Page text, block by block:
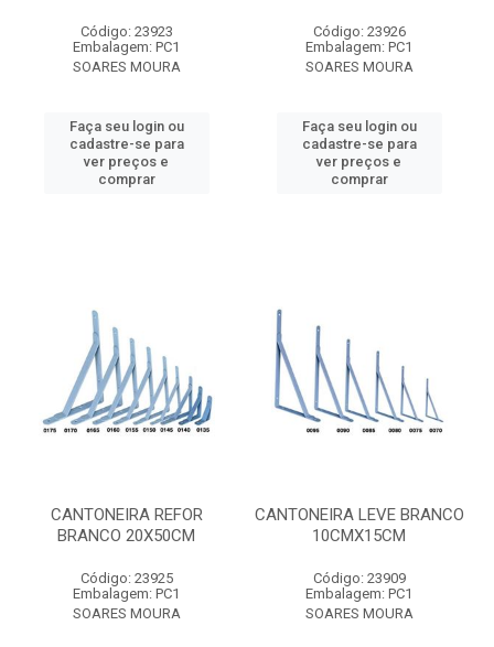
Código: 23923
Embalagem: PC1
SOARES MOURA
Faça seu login ou
cadastre-se para
ver preços e
comprar
Código: 23926
Embalagem: PC1
SOARES MOURA
Faça seu login ou
cadastre-se para
ver preços e
comprar
CANTONEIRA REFOR
BRANCO 20X50CM
Código: 23925
Embalagem: PC1
SOARES MOURA
CANTONEIRA LEVE BRANCO
10CMX15CM
Código: 23909
Embalagem: PC1
SOARES MOURA